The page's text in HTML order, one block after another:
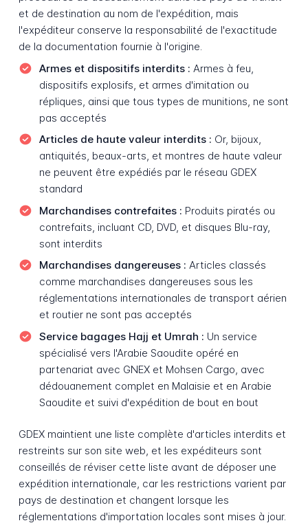
et de destination au nom de l'expédition, mais
l'expéditeur conserve la responsabilité de l'exactitude
de la documentation fournie à l'origine.
Armes et dispositifs interdits : Armes à feu,
dispositifs explosifs, et armes d'imitation ou
répliques, ainsi que tous types de munitions, ne sont
pas acceptés
Articles de haute valeur interdits : Or, bijoux,
antiquités, beaux-arts, et montres de haute valeur
ne peuvent être expédiés par le réseau GDEX
standard
Marchandises contrefaites : Produits piratés ou
contrefaits, incluant CD, DVD, et disques Blu-ray,
sont interdits
Marchandises dangereuses : Articles classés
comme marchandises dangereuses sous les
réglementations internationales de transport aérien
et routier ne sont pas acceptés
Service bagages Hajj et Umrah : Un service
spécialisé vers l'Arabie Saoudite opéré en
partenariat avec GNEX et Mohsen Cargo, avec
dédouanement complet en Malaisie et en Arabie
Saoudite et suivi d'expédition de bout en bout
GDEX maintient une liste complète d'articles interdits et
restreints sur son site web, et les expéditeurs sont
conseillés de réviser cette liste avant de déposer une
expédition internationale, car les restrictions varient par
pays de destination et changent lorsque les
réglementations d'importation locales sont mises à jour.